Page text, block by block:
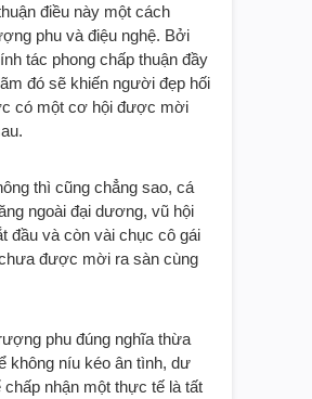
điều này một cách
phu và điệu nghệ. Bởi
tác phong chấp thuận đầy
đó sẽ khiến người đẹp hối
có một cơ hội được mời
thì cũng chẳng sao, cá
ngoài đại dương, vũ hội
đầu và còn vài chục cô gái
được mời ra sàn cùng
phu đúng nghĩa thừa
không níu kéo ân tình, dư
chấp nhận một thực tế là tất